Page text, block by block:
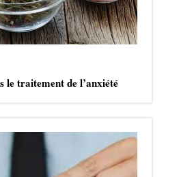
le traitement de l’anxiété